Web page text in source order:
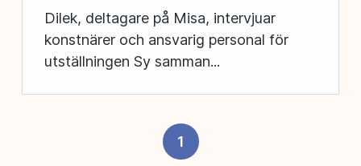
Dilek, deltagare på Misa, intervjuar
konstnärer och ansvarig personal för
utställningen Sy samman...
1